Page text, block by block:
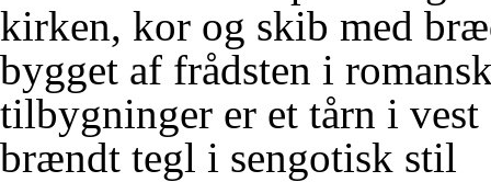
kirken, kor og skib med
bygget af frådsten i
tilbygninger er et tårn i vest
brændt tegl i sengotisk stil